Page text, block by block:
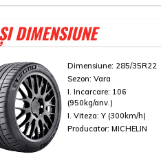
DIMENSIUNE
Dimensiune: 285/35R22
Sezon: Vara
I. Incarcare: 106
(950kg/anv.)
I. Viteza: Y (300km/h)
Producator: MICHELIN